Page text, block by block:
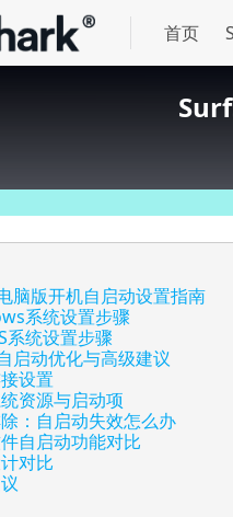
首页
脑版开机自启动设置指南
系统设置步骤
系统设置步骤
启动优化与高级建议
设置
资源与启动项
：自启动失效怎么办
自启动功能对比
对比